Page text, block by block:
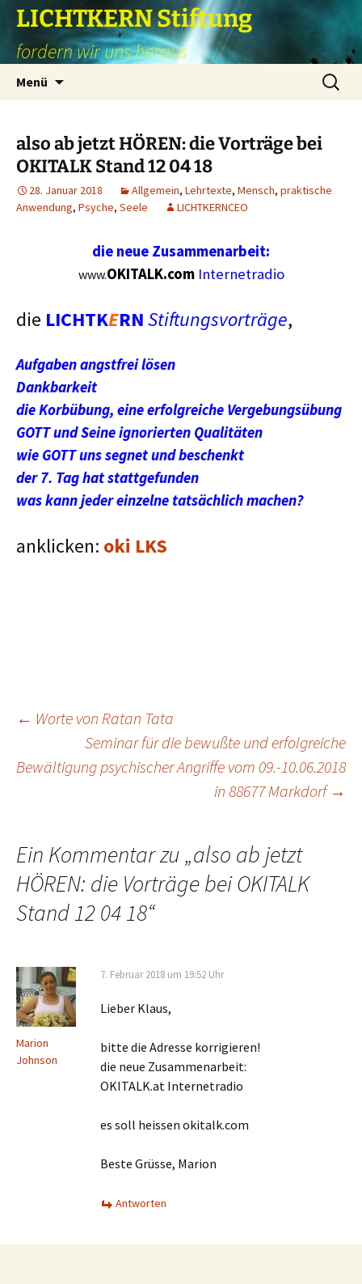
Zum
Inhalt
springen
LICHTKERN Stiftung
fordern wir uns heraus
Menü
Suchen
nach:
also ab jetzt HÖREN: die Vorträge bei
OKITALK Stand 12 04 18
28. Januar 2018 Allgemein, Lehrtexte, Mensch, praktische
Anwendung, Psyche, Seele LICHTKERNCEO
die neue Zusammenarbeit:
www.OKITALK.comInternetradio
die LICHTKERNStiftungsvorträge,
Aufgaben angstfrei lösen
Dankbarkeit
die Korbübung, eine erfolgreiche Vergebungsübung
GOTT und Seine ignorierten Qualitäten
wie GOTT uns segnet und beschenkt
der 7. Tag hat stattgefunden
was kann jeder einzelne tatsächlich machen?
anklicken: oki LKS
Beitragsnavigation
← Worte von Ratan Tata
Seminar für die bewußte und erfolgreiche
Bewältigung psychischer Angriffe vom 09.-10.06.2018
in 88677 Markdorf →
Ein Kommentar zu „also ab jetzt
HÖREN: die Vorträge bei OKITALK
Stand 12 04 18“
Marion
Johnson
7. Februar 2018 um 19:52 Uhr
Lieber Klaus,
bitte die Adresse korrigieren!
die neue Zusammenarbeit:
OKITALK.at Internetradio
es soll heissen okitalk.com
Beste Grüsse, Marion
Antworten